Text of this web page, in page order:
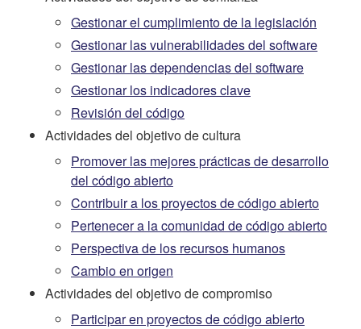
Gestionar el cumplimiento de la legislación
Gestionar las vulnerabilidades del software
Gestionar las dependencias del software
Gestionar los indicadores clave
Revisión del código
Actividades del objetivo de cultura
Promover las mejores prácticas de desarrollo
del código abierto
Contribuir a los proyectos de código abierto
Pertenecer a la comunidad de código abierto
Perspectiva de los recursos humanos
Cambio en origen
Actividades del objetivo de compromiso
Participar en proyectos de código abierto